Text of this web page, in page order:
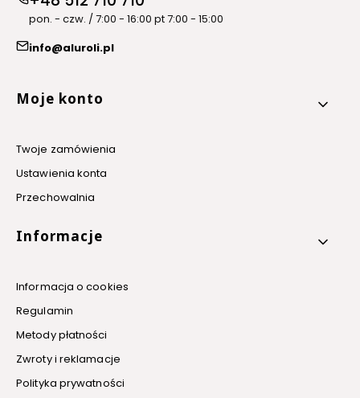
pon. - czw. / 7:00 - 16:00 pt 7:00 - 15:00
info@aluroli.pl
Linki w stopce
Moje konto
Twoje zamówienia
Ustawienia konta
Przechowalnia
Informacje
Informacja o cookies
Regulamin
Metody płatności
Zwroty i reklamacje
Polityka prywatności